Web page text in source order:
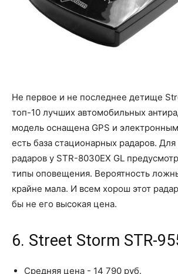
Не первое и не последнее детище
топ-10 лучших автомобильных
модель оснащена GPS и
есть база стационарных радаров.
радаров у STR-8030EX GL
типы оповещения. Вероятность
крайне мала. И всем хорош этот
бы не его высокая цена.
6. Street Storm STR-
Средняя цена - 14 790 руб.